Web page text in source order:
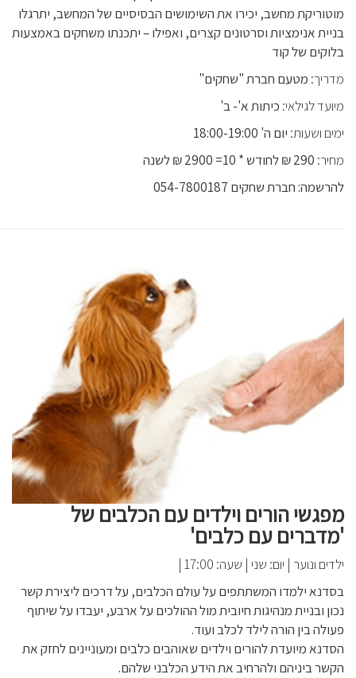
מוטוריקת מחשב, יכירו את השימושים הבסיסיים של המחשב, יתרגלו
בניית אנימציות וסרטונים קצרים, ואפילו – יתכנתו משחקים באמצעות
בלוקים של קוד
מדריך: מטעם חברת "שחקים"
מיועד לגילאי: כיתות א'- ב'
ימים ושעות: יום ה' 18:00-19:00
מחיר:
להרשמה: חברת שחקים 054-7800187
מפגשי הורים וילדים עם הכלבים של
'מדברים עם כלבים'
ילדים ונוער | יום: שני | שעה: 17:00
|
בסדנא ילמדו המשתתפים על עולם הכלבים, על דרכים ליצירת קשר
נכון ובניית מנהיגות חיובית מול ההולכים על ארבע, יעבדו על שיתוף
פעולה בין הורה לילד לכלב ועוד.
הסדנא מיועדת להורים וילדים שאוהבים כלבים ומעוניינים לחזק את
הקשר ביניהם ולהרחיב את הידע הכלבני שלהם.